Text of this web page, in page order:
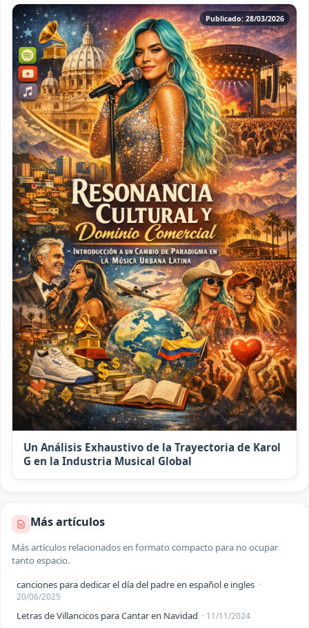
Publicado: 28/03/2026
Un Análisis Exhaustivo de la Trayectoria de Karol
G en la Industria Musical Global
Más artículos
Más artículos relacionados en formato compacto para no ocupar
tanto espacio.
canciones para dedicar el día del padre en español e ingles ·
20/06/2025
Letras de Villancicos para Cantar en Navidad · 11/11/2024